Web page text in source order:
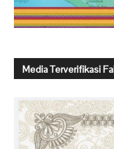
Media Terverifikasi